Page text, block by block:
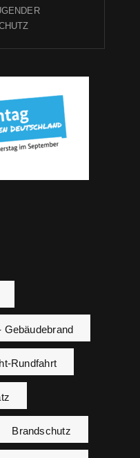
Gebäudebrand
Rundfahrt
Brandschutz